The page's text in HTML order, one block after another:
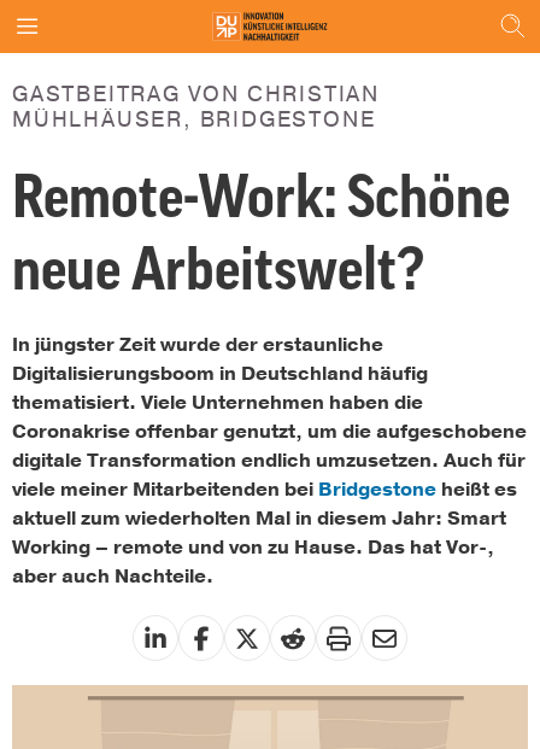
GASTBEITRAG VON CHRISTIAN
MÜHLHÄUSER, BRIDGESTONE
Remote-Work: Schöne
neue Arbeitswelt?
In jüngster Zeit wurde der erstaunliche
Digitalisierungsboom in Deutschland häufig
thematisiert. Viele Unternehmen haben die
Coronakrise offenbar genutzt, um die aufgeschobene
digitale Transformation endlich umzusetzen. Auch für
viele meiner Mitarbeitenden bei Bridgestone heißt es
aktuell zum wiederholten Mal in diesem Jahr: Smart
Working – remote und von zu Hause. Das hat Vor-,
aber auch Nachteile.